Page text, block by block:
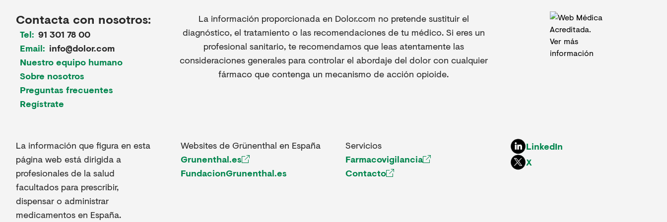
Contacta con nosotros:
Tel: 91 301 78 00
Email: info@dolor.com
Nuestro equipo humano
Sobre nosotros
Preguntas frecuentes
Regístrate
La información proporcionada en Dolor.com no pretende sustituir el
diagnóstico, el tratamiento o las recomendaciones de tu médico. Si eres un
profesional sanitario, te recomendamos que leas atentamente las
consideraciones generales para controlar el abordaje del dolor con cualquier
fármaco que contenga un mecanismo de acción opioide.
La información que figura en esta
página web está dirigida a
profesionales de la salud
facultados para prescribir,
dispensar o administrar
medicamentos en España.
Websites de Grünenthal en España
Grunenthal.es
FundacionGrunenthal.es
Servicios
Farmacovigilancia
Contacto
LinkedIn
X